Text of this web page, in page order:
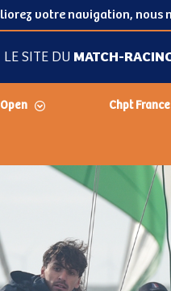
votre navigation, nous
LE SITE DU MATCH-
Chpt